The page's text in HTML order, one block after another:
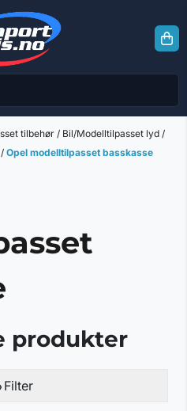
tilbehør / Bil/Modelltilpasset lyd /
/ Opel modelltilpasset basskasse
produkter
Filter